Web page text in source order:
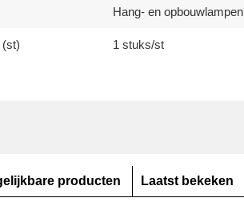
Hang- en opbouwlampen
(st) 1 stuks/st
producten Laatst bekeken